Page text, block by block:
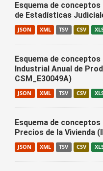
Esquema de
de Estadísticas
JSON XML TSV CSV
Esquema de
Industrial Anual de
CSM_E30049A)
JSON XML TSV CSV
Esquema de conceptos
Precios de la Vivienda
JSON XML TSV CSV